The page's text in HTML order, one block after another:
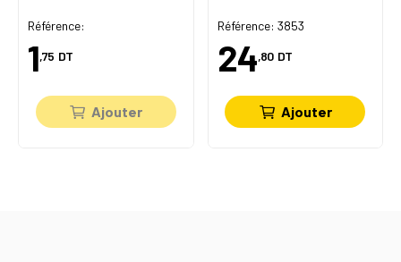
Référence:
1,75 DT
Ajouter
Référence: 3853
24,80 DT
Ajouter